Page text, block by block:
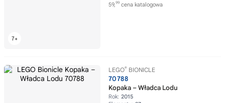
59,99 cena katalogowa
LEGO® BIONICLE
70788
Kopaka – Władca Lodu
Rok: 2015